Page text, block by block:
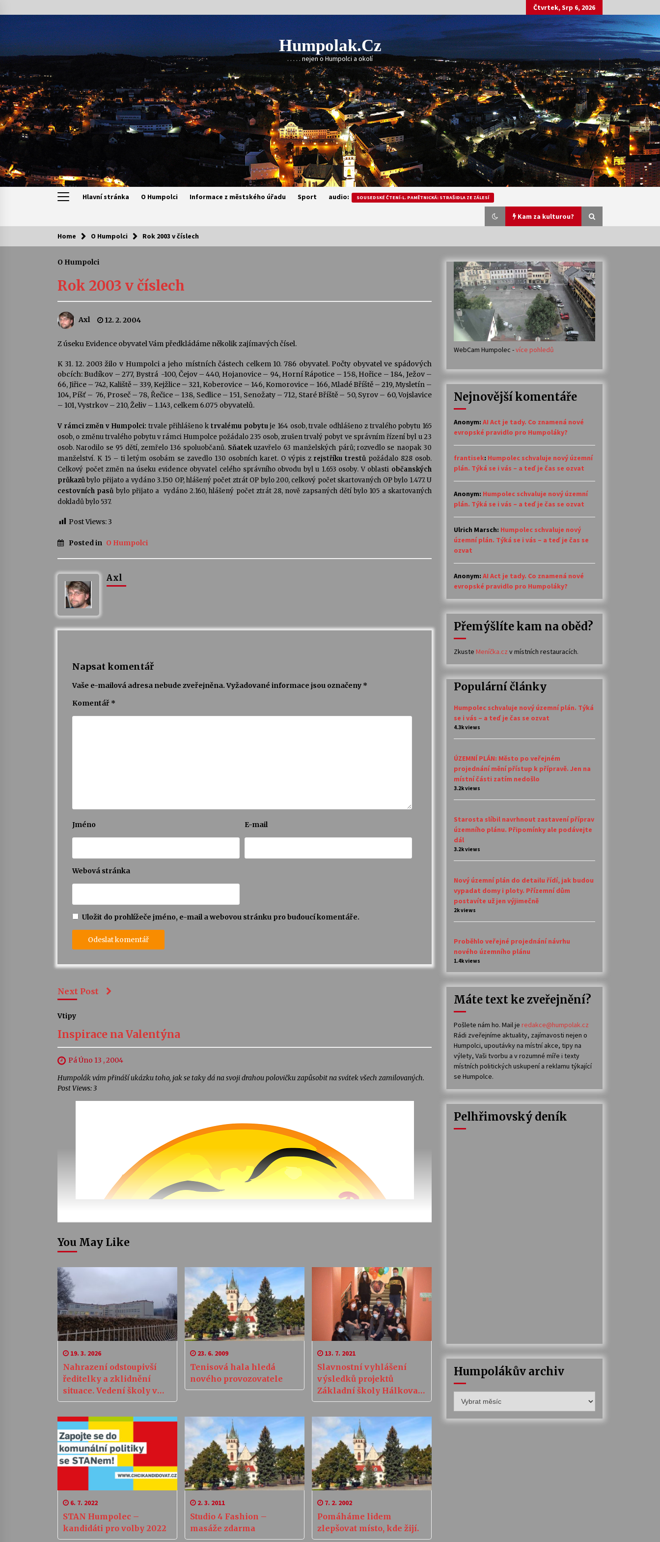
to
content
Čtvrtek, Srp 6, 2026
Humpolak.cz
. . . . . nejen o Humpolci a okolí
Hlavní stránka O Humpolci Informace z městského úřadu Sport audio: SOUSEDSKÉ ČTENÍ-L. PAMĚTNICKÁ: STRAŠIDLA ZE ZÁLESÍ
Kam za kulturou?
Kam za kulturou?
Camerata a Sukuba Ensemble
4. 8. 2026
Veselí muzikanti
30. 7. 2026
Pozvánka na integrační festival
Quijotova šedesátka: 28. 7.–1. 8.
28. 7. 2026
Votavžatský ploty
23. 7. 2026
Letní koncerty ve Stromovce: Rufus
Miller
22. 7. 2026
Vysočinka
17. 7. 2026 14. 7. 2026
Za kulturou kousek za Humpolec. V
13. 7. 2026 3. 7. 2026
30. 6. 2026
Home O Humpolci Rok 2003 v číslech
O Humpolci
Rok 2003 v číslech
Axl 12. 2. 2004
Z úseku Evidence obyvatel Vám předkládáme několik zajímavých čísel.
K 31. 12. 2003 žilo v Humpolci a jeho místních částech celkem 10. 786 obyvatel. Počty obyvatel ve spádových
obcích: Budíkov – 277, Bystrá -100, Čejov – 440, Hojanovice – 94, Horní Rápotice – 158, Hořice – 184, Ježov –
66, Jiřice – 742, Kaliště – 339, Kejžlice – 321, Koberovice – 146, Komorovice – 166, Mladé Bříště – 219, Mysletín –
104, Píšť – 76, Proseč – 78, Řečice – 138, Sedlice – 151, Senožaty – 712, Staré Bříště – 50, Syrov – 60, Vojslavice
– 101, Vystrkov – 210, Želiv – 1.143, celkem 6.075 obyvatelů.
V rámci změn v Humpolci: trvale přihlášeno k trvalému pobytuje 164 osob, trvale odhlášeno z trvalého pobytu 165
osob, o změnu trvalého pobytu v rámci Humpolce požádalo 235 osob, zrušen trvalý pobyt ve správním řízení byl u 23
osob. Narodilo se 95 dětí, zemřelo 136 spoluobčanů. Sňatekuzavřelo 63 manželských párů; rozvedlo se naopak 30
manželství. K 15 – ti letým osobám se zavedlo 130 osobních karet. O výpis z rejstříku trestů požádalo 828 osob.
Celkový počet změn na úseku evidence obyvatel celého správního obvodu byl u 1.653 osoby. V oblasti občanských
průkazůbylo přijato a vydáno 3.150 OP, hlášený počet ztrát OP bylo 200, celkový počet skartovaných OP bylo 1.477. U
cestovních pasů bylo přijato a vydáno 2.160, hlášený počet ztrát 28, nově zapsaných dětí bylo 105 a skartovaných
dokladů bylo 537.
Post Views:3
Posted in O Humpolci
Axl
Napsat komentář
Vaše e-mailová adresa nebude zveřejněna. Vyžadované informace jsou označeny *
Komentář *
Jméno E-mail
Webová stránka
Uložit do prohlížeče jméno, e-mail a webovou stránku pro budoucí komentáře.
Next Post
Vtipy
Inspirace na Valentýna
Pá Úno 13 , 2004
Humpolák vám přináší ukázku toho, jak se taky dá na svoji drahou polovičku zapůsobit na svátek všech zamilovaných.
Post Views: 3
You May Like
19. 3. 2026
Nahrazení odstoupivší
ředitelky a zklidnění
situace. Vedení školy v
Humpolci převezme
krizový manažer
23. 6. 2009
Tenisová hala hledá
nového provozovatele
13. 7. 2021
Slavnostní vyhlášení
výsledků projektů
Základní školy Hálkova
Humpolec
6. 7. 2022
STAN Humpolec –
kandidáti pro volby 2022
2. 3. 2011
Studio 4 Fashion –
masáže zdarma
7. 2. 2002
Pomáháme lidem
zlepšovat místo, kde žijí.
WebCam Humpolec -více pohledů
Nejnovější komentáře
Anonym: AI Act je tady. Co znamená nové
evropské pravidlo pro Humpoláky?
frantisek: Humpolec schvaluje nový územní
plán. Týká se i vás – a teď je čas se ozvat
Anonym: Humpolec schvaluje nový územní
plán. Týká se i vás – a teď je čas se ozvat
Ulrich Marsch: Humpolec schvaluje nový
územní plán. Týká se i vás – a teď je čas se
ozvat
Anonym: AI Act je tady. Co znamená nové
evropské pravidlo pro Humpoláky?
Přemýšlíte kam na oběd?
Zkuste Meníčka.cz v místních restauracích.
Populární články
Humpolec schvaluje nový územní plán. Týká
se i vás – a teď je čas se ozvat
4.3k views
ÚZEMNÍ PLÁN: Město po veřejném
projednání mění přístup k přípravě. Jen na
místní části zatím nedošlo
3.2k views
Starosta slíbil navrhnout zastavení příprav
územního plánu. Připomínky ale podávejte
dál
3.2k views
Nový územní plán do detailu řídí, jak budou
vypadat domy i ploty. Přízemní dům
postavíte už jen výjimečně
2k views
Proběhlo veřejné projednání návrhu
nového územního plánu
1.4k views
Máte text ke zveřejnění?
Pošlete nám ho. Mail je redakce@humpolak.cz
Rádi zveřejníme aktuality, zajímavosti nejen o
Humpolci, upoutávky na místní akce, tipy na
výlety, Vaši tvorbu a v rozumné míře i texty
místních politických uskupení a reklamu týkající
se Humpolce.
Pelhřimovský deník
Humpolákův archiv
archiv